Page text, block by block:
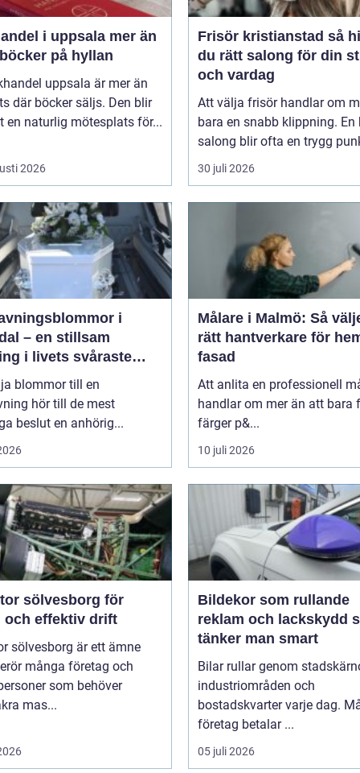
i uppsala mer än
på hyllan
uppsala är mer än
där böcker säljs. Den blir
en naturlig mötesplats för...
2026
Frisör kristianstad så hittar
du rätt salong för din
och vardag
Att välja frisör handlar om
bara en snabb klippning. En
salong blir ofta en trygg
30 juli 2026
i
– en stillsam
i livets svåraste
blommor till en
hör till de mest
beslut en anhörig...
Målare i Malmö: Så
rätt hantverkare för
fasad
Att anlita en professionell
handlar om mer än att bara
färger p&...
10 juli 2026
sölvesborg för
och effektiv drift
sölvesborg är ett ämne
många företag och
som behöver
mas...
Bildekor som rullande
reklam och lackskydd så
tänker man smart
Bilar rullar genom
industriområden och
bostadskvarter varje dag.
företag betalar ...
05 juli 2026